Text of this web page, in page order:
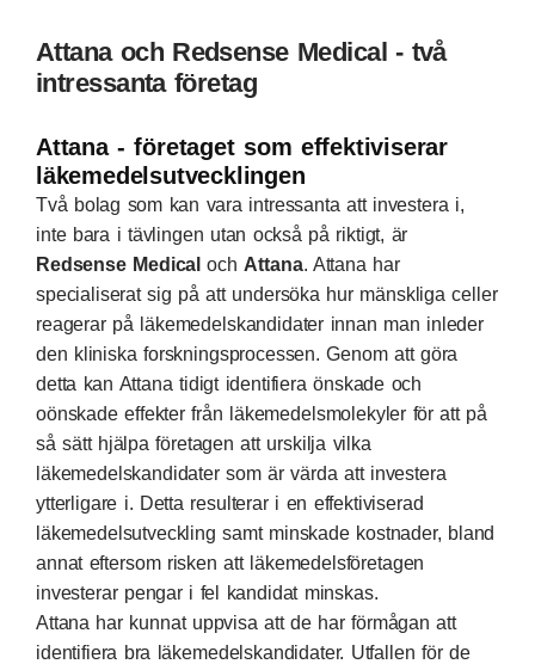
Attana och Redsense Medical - två
intressanta företag
Attana - företaget som effektiviserar
läkemedelsutvecklingen
Två bolag som kan vara intressanta att investera i,
inte bara i tävlingen utan också på riktigt, är
Redsense Medical och Attana. Attana har
specialiserat sig på att undersöka hur mänskliga celler
reagerar på läkemedelskandidater innan man inleder
den kliniska forskningsprocessen. Genom att göra
detta kan Attana tidigt identifiera önskade och
oönskade effekter från läkemedelsmolekyler för att på
så sätt hjälpa företagen att urskilja vilka
läkemedelskandidater som är värda att investera
ytterligare i. Detta resulterar i en effektiviserad
läkemedelsutveckling samt minskade kostnader, bland
annat eftersom risken att läkemedelsföretagen
investerar pengar i fel kandidat minskas.
Attana har kunnat uppvisa att de har förmågan att
identifiera bra läkemedelskandidater. Utfallen för de